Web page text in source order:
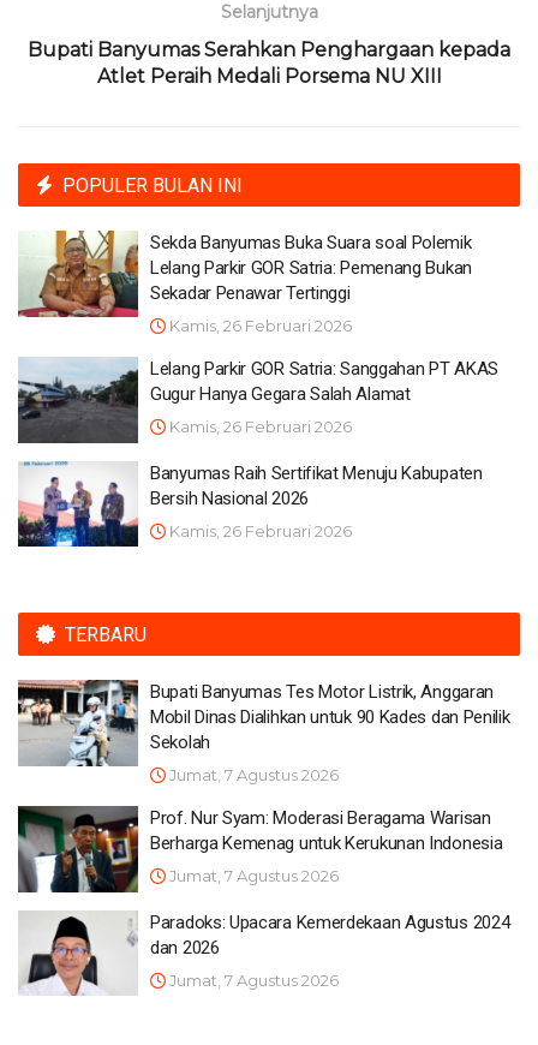
Selanjutnya
Bupati Banyumas Serahkan Penghargaan kepada
Atlet Peraih Medali Porsema NU XIII
POPULER BULAN INI
Sekda Banyumas Buka Suara soal Polemik
Lelang Parkir GOR Satria: Pemenang Bukan
Sekadar Penawar Tertinggi
Kamis, 26 Februari 2026
Lelang Parkir GOR Satria: Sanggahan PT AKAS
Gugur Hanya Gegara Salah Alamat
Kamis, 26 Februari 2026
Banyumas Raih Sertifikat Menuju Kabupaten
Bersih Nasional 2026
Kamis, 26 Februari 2026
TERBARU
Bupati Banyumas Tes Motor Listrik, Anggaran
Mobil Dinas Dialihkan untuk 90 Kades dan Penilik
Sekolah
Jumat, 7 Agustus 2026
Prof. Nur Syam: Moderasi Beragama Warisan
Berharga Kemenag untuk Kerukunan Indonesia
Jumat, 7 Agustus 2026
Paradoks: Upacara Kemerdekaan Agustus 2024
dan 2026
Jumat, 7 Agustus 2026